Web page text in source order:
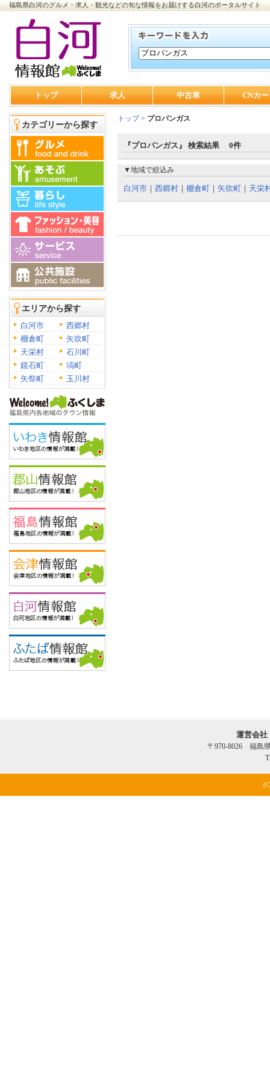
福島県白河のグルメ・求人・観光などの旬な情報をお届けする白河のポータルサイト
トップ 求人 中古車 CNカ
カテゴリーから探す
エリアから探す
白河市
西郷村
棚倉町
矢吹町
天栄村
石川町
鏡石町
塙町
矢祭町
玉川村
トップ> プロパンガス
『プロパンガス』 検索結果 0件
▼地域で絞込み
白河市 ｜ 西郷村 ｜ 棚倉町 ｜ 矢吹町 ｜ 天栄
運営会
〒970-8026 福島